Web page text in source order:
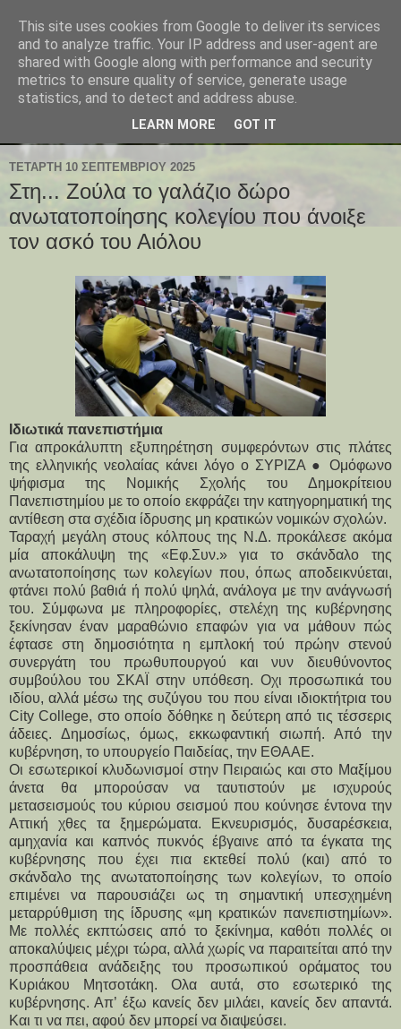
ΤΕΤΆΡΤΗ 10 ΣΕΠΤΕΜΒΡΊΟΥ 2025
Στη... Ζούλα το γαλάζιο δώρο
ανωτατοποίησης κολεγίου που άνοιξε
τον ασκό του Αιόλου
Ιδιωτικά πανεπιστήμια
Για απροκάλυπτη εξυπηρέτηση συμφερόντων στις πλάτες
της ελληνικής νεολαίας κάνει λόγο ο ΣΥΡΙΖΑ ● Ομόφωνο
ψήφισμα της Νομικής Σχολής του Δημοκρίτειου
Πανεπιστημίου με το οποίο εκφράζει την κατηγορηματική της
αντίθεση στα σχέδια ίδρυσης μη κρατικών νομικών σχολών.
Ταραχή μεγάλη στους κόλπους της Ν.Δ. προκάλεσε ακόμα
μία αποκάλυψη της «Εφ.Συν.» για το σκάνδαλο της
ανωτατοποίησης των κολεγίων που, όπως αποδεικνύεται,
φτάνει πολύ βαθιά ή πολύ ψηλά, ανάλογα με την ανάγνωσή
του. Σύμφωνα με πληροφορίες, στελέχη της κυβέρνησης
ξεκίνησαν έναν μαραθώνιο επαφών για να μάθουν πώς
έφτασε στη δημοσιότητα η εμπλοκή τού πρώην στενού
συνεργάτη του πρωθυπουργού και νυν διευθύνοντος
συμβούλου του ΣΚΑΪ στην υπόθεση. Οχι προσωπικά του
ιδίου, αλλά μέσω της συζύγου του που είναι ιδιοκτήτρια του
City College, στο οποίο δόθηκε η δεύτερη από τις τέσσερις
άδειες. Δημοσίως, όμως, εκκωφαντική σιωπή. Από την
κυβέρνηση, το υπουργείο Παιδείας, την ΕΘΑΑΕ.
Οι εσωτερικοί κλυδωνισμοί στην Πειραιώς και στο Μαξίμου
άνετα θα μπορούσαν να ταυτιστούν με ισχυρούς
μετασεισμούς του κύριου σεισμού που κούνησε έντονα την
Αττική χθες τα ξημερώματα. Εκνευρισμός, δυσαρέσκεια,
αμηχανία και καπνός πυκνός έβγαινε από τα έγκατα της
κυβέρνησης που έχει πια εκτεθεί πολύ (και) από το
σκάνδαλο της ανωτατοποίησης των κολεγίων, το οποίο
επιμένει να παρουσιάζει ως τη σημαντική υπεσχημένη
μεταρρύθμιση της ίδρυσης «μη κρατικών πανεπιστημίων».
Με πολλές εκπτώσεις από το ξεκίνημα, καθότι πολλές οι
αποκαλύψεις μέχρι τώρα, αλλά χωρίς να παραιτείται από την
προσπάθεια ανάδειξης του προσωπικού οράματος του
Κυριάκου Μητσοτάκη. Ολα αυτά, στο εσωτερικό της
κυβέρνησης. Απ’ έξω κανείς δεν μιλάει, κανείς δεν απαντά.
Και τι να πει, αφού δεν μπορεί να διαψεύσει.
This site uses cookies from Google to deliver its services
and to analyze traffic. Your IP address and user-agent are
shared with Google along with performance and security
metrics to ensure quality of service, generate usage
statistics, and to detect and address abuse.
LEARN MORE GOT IT